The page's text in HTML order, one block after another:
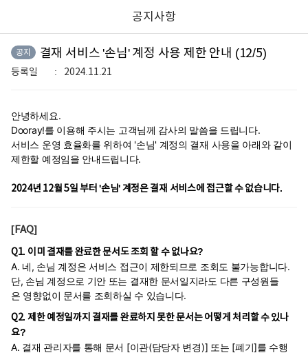
공지사항
공지 결재 서비스 '손님' 계정 사용 제한 안내 (12/5)
등록일 2024.11.21
안녕하세요.
Dooray!를 이용해 주시는 고객님께 감사의 말씀을 드립니다.
서비스 운영 효율화를 위하여 '손님' 계정의 결재 사용을 아래와 같이
제한할 예정임을 안내드립니다.
2024년 12월 5일 부터 '손님' 계정은 결재 서비스에 접근할 수 없습니다.
[FAQ]
Q1. 이미 결재를 완료한 문서도 조회 할 수 없나요?
A. 네, 손님 계정은 서비스 접근이 제한되므로 조회도 불가능합니다.
단, 손님 계정으로 기안 또는 결재한 문서일지라도 다른 구성원들
은 영향없이 문서를 조회하실 수 있습니다.
Q2. 제한 예정일까지 결재를 완료하지 못한 문서는 어떻게 처리할 수 있나
요?
A. 결재 관리자를 통해 문서 [이관(담당자 변경)] 또는 [폐기]를 수행